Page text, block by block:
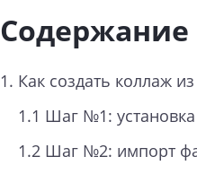
Содержание
1. Как создать коллаж
1.1 Шаг №1:
1.2 Шаг №2: импорт